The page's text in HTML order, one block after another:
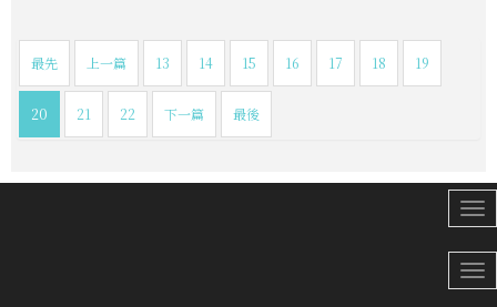
最先 上一篇 13 14 15 16 17 18 19
20 21 22 下一篇 最後